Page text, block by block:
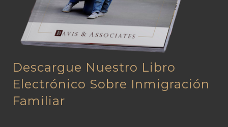
Descargue Nuestro Libro
Electrónico Sobre Inmigración
Familiar